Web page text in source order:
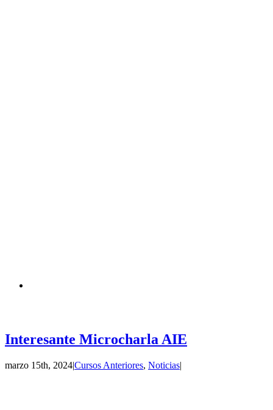
Interesante Microcharla AIE
marzo 15th, 2024|Cursos Anteriores, Noticias|